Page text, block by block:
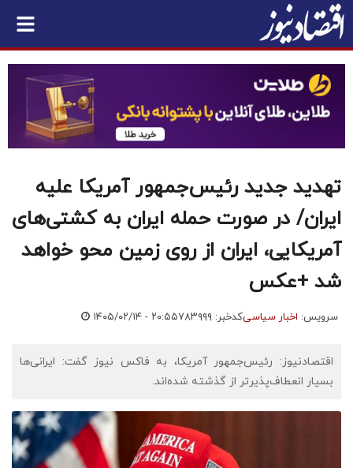
تهدید جدید رئیس‌جمهور آمریکا علیه
ایران/ در صورت حمله ایران به کشتی‌های
آمریکایی، ایران از روی زمین محو خواهد
شد +عکس
سرویس: اخبار سیاسیکدخبر: ۷۸۳۹۹۹ ۱۴۰۵/۰۲/۱۴ - ۲۰:۵۵
اقتصادنیوز: رئیس‌جمهور آمریکا، به فاکس نیوز گفت: ایرانی‌ها
بسیار انعطاف‌پذیرتر از گذشته شده‌اند.